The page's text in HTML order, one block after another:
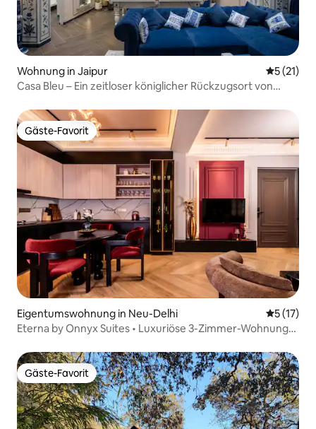
Wohnung in Jaipur
5 (21)
Casa Bleu – Ein zeitloser königlicher Rückzugsort von
Gäste-Favorit
Gäste-Favorit
Eigentumswohnung in Neu-Delhi
5 (17)
Eterna by Onnyx Suites • Luxuriöse 3-Zimmer-Wohnung
Gäste-Favorit
Gäste-Favorit